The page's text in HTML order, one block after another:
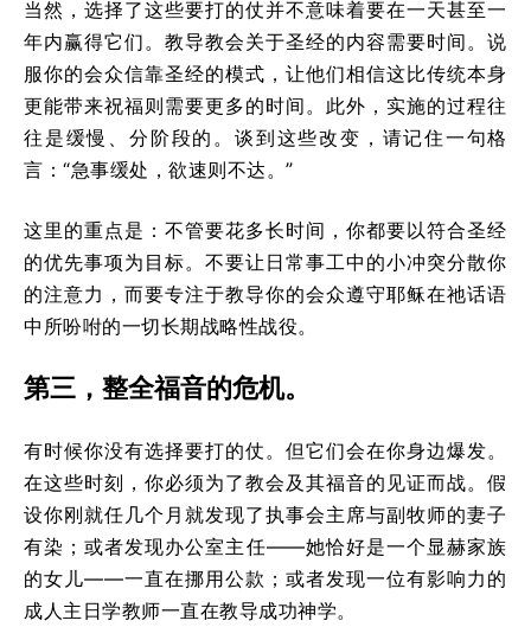
当然，选择了这些要打的仗并不意味着要在一天甚至一
年内赢得它们。教导教会关于圣经的内容需要时间。说
服你的会众信靠圣经的模式，让他们相信这比传统本身
更能带来祝福则需要更多的时间。此外，实施的过程往
往是缓慢、分阶段的。谈到这些改变，请记住一句格
言：“急事缓处，欲速则不达。”
这里的重点是：不管要花多长时间，你都要以符合圣经
的优先事项为目标。不要让日常事工中的小冲突分散你
的注意力，而要专注于教导你的会众遵守耶稣在祂话语
中所吩咐的一切长期战略性战役。
第三，整全福音的危机。
有时候你没有选择要打的仗。但它们会在你身边爆发。
在这些时刻，你必须为了教会及其福音的见证而战。假
设你刚就任几个月就发现了执事会主席与副牧师的妻子
有染；或者发现办公室主任——她恰好是一个显赫家族
的女儿——一直在挪用公款；或者发现一位有影响力的
成人主日学教师一直在教导成功神学。